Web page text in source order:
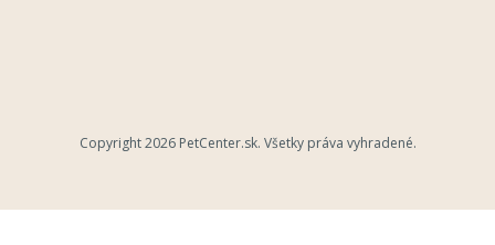
Copyright 2026 PetCenter.sk. Všetky práva vyhradené.